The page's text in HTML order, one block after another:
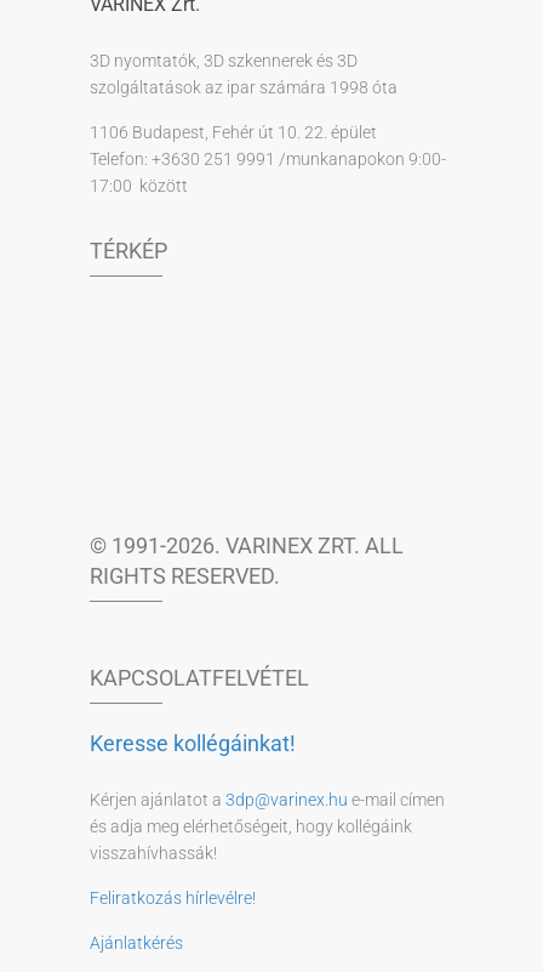
VARINEX Zrt.
3D nyomtatók, 3D szkennerek és 3D
szolgáltatások az ipar számára 1998 óta
1106 Budapest, Fehér út 10. 22. épület
Telefon: +3630 251 9991 /munkanapokon 9:00-
17:00 között
TÉRKÉP
© 1991-2026. VARINEX ZRT. ALL
RIGHTS RESERVED.
KAPCSOLATFELVÉTEL
Keresse kollégáinkat!
Kérjen ajánlatot a 3dp@varinex.hu e-mail címen
és adja meg elérhetőségeit, hogy kollégáink
visszahívhassák!
Feliratkozás hírlevélre!
Ajánlatkérés